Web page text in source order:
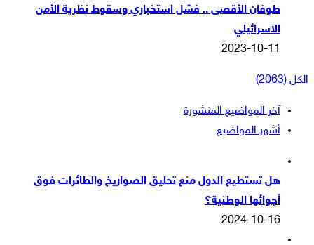
طوفان الأقصى .. فشل استخباري وسقوط نظرية الأمن
الاسرائيلي
2023-10-11
الكل (2063)
آخر المواضيع المنشورة
أشهر المواضيع
هل تستطيع الدول منع تحليق الصواريخ والطائرات فوق
أجوائها الوطنية؟
2024-10-16